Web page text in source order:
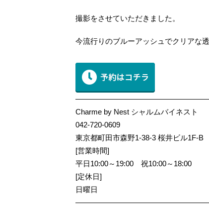
撮影をさせていただきました。
今流行りのブルーアッシュでクリアな
Charme by Nest シャルムバイネスト
042-720-0609
東京都町田市森野1-38-3 桜井ビル1F-B
[営業時間]
平日10:00～19:00 祝10:00～18:00
[定休日]
日曜日